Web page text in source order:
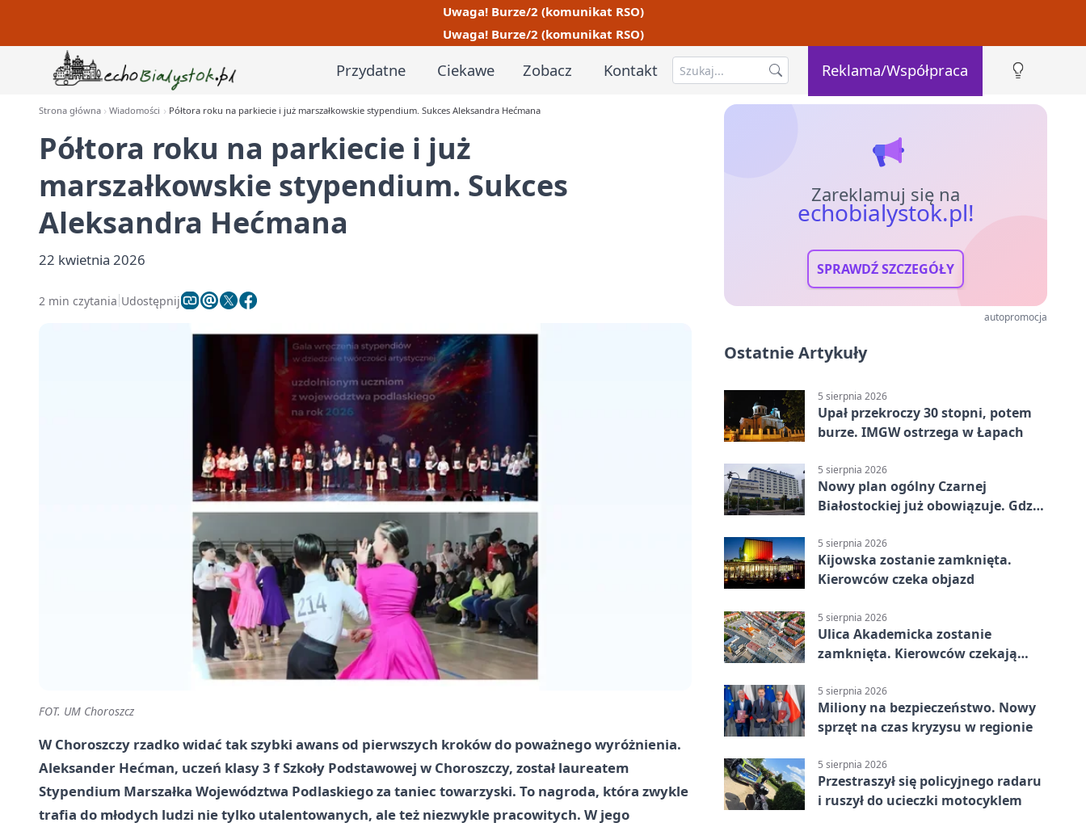
Uwaga! Burze/2 (komunikat RSO)
Uwaga! Burze/2 (komunikat RSO)
Przydatne Ciekawe Zobacz Kontakt Reklama/Współpraca
Strona główna Wiadomości Półtora roku na parkiecie i już marszałkowskie stypendium. Sukces Aleksandra Hećmana
Półtora roku na parkiecie i już
marszałkowskie stypendium. Sukces
Aleksandra Hećmana
22 kwietnia 2026
2 min czytania Udostępnij
FOT. UM Choroszcz
W Choroszczy rzadko widać tak szybki awans od pierwszych kroków do poważnego wyróżnienia.
Aleksander Hećman, uczeń klasy 3 f Szkoły Podstawowej w Choroszczy, został laureatem
Stypendium Marszałka Województwa Podlaskiego za taniec towarzyski. To nagroda, która zwykle
trafia do młodych ludzi nie tylko utalentowanych, ale też niezwykle pracowitych. W jego
Zareklamuj się na
echobialystok.pl!
SPRAWDŹ SZCZEGÓŁY
autopromocja
Ostatnie Artykuły
5 sierpnia 2026
Upał przekroczy 30 stopni, potem
burze. IMGW ostrzega w Łapach
5 sierpnia 2026
Nowy plan ogólny Czarnej
Białostockiej już obowiązuje. Gdzie
5 sierpnia 2026
Kijowska zostanie zamknięta.
Kierowców czeka objazd
5 sierpnia 2026
Ulica Akademicka zostanie
zamknięta. Kierowców czekają
5 sierpnia 2026
Miliony na bezpieczeństwo. Nowy
sprzęt na czas kryzysu w regionie
5 sierpnia 2026
Przestraszył się policyjnego radaru
i ruszył do ucieczki motocyklem